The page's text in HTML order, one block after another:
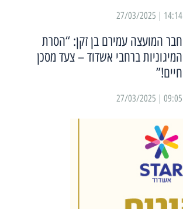
14:14 | 27/03/2025
חבר המועצה עמירם בן זקן: “הסרת
המיגוניות ברחבי אשדוד – צעד מסכן
חיים!”
09:05 | 27/03/2025